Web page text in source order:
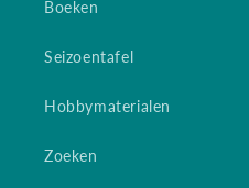
Boeken
Seizoentafel
Hobbymaterialen
Zoeken